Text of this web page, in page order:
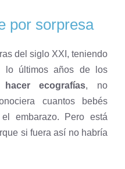
por sorpresa
del siglo XXI, teniendo
lo últimos años de los
hacer ecografías, no
cuantos bebés
embarazo. Pero está
si fuera así no habría